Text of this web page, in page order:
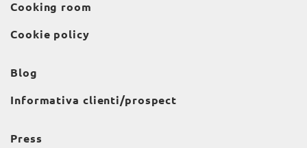
Cooking room
Cookie policy
Blog
Informativa clienti/prospect
Press